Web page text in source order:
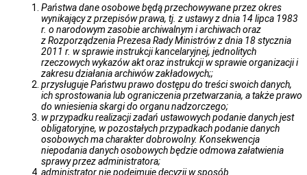
krajowych
wojewódzkich
Poradnik
interesanta
pobrania
Zgłoszenie
(roszczenia)
Państwa dane osobowe będą przechowywane przez okres
wynikający z przepisów prawa, tj. z ustawy z dnia 14 lipca 1983
r. o narodowym zasobie archiwalnym i archiwach oraz
z Rozporządzenia Prezesa Rady Ministrów z dnia 18 stycznia
2011 r. w sprawie instrukcji kancelaryjnej, jednolitych
rzeczowych wykazów akt oraz instrukcji w sprawie organizacji i
zakresu działania archiwów zakładowych;;
przysługuje Państwu prawo dostępu do treści swoich danych,
ich sprostowania lub ograniczenia przetwarzania, a także prawo
do wniesienia skargi do organu nadzorczego;
w przypadku realizacji zadań ustawowych podanie danych jest
obligatoryjne, w pozostałych przypadkach podanie danych
osobowych ma charakter dobrowolny. Konsekwencja
niepodania danych osobowych będzie odmowa załatwienia
sprawy przez administratora;
administrator nie podejmuje decyzji w sposób